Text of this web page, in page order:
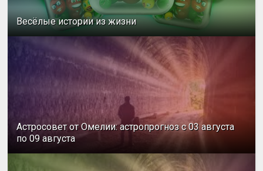
Весёлые истории из жизни
Астросовет от Омелии: астропрогноз с 03 августа
по 09 августа